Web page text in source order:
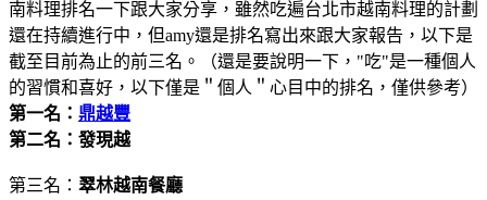
南料理排名一下跟大家分享，雖然吃遍台北市越南料理的計劃
還在持續進行中，但amy還是排名寫出來跟大家報告，以下是
截至目前為止的前三名。（還是要說明一下，"吃"是一種個人
的習慣和喜好，以下僅是＂個人＂心目中的排名，僅供參考）
第一名： 鼎越豐
第二名： 發現越
第三名： 翠林越南餐廳